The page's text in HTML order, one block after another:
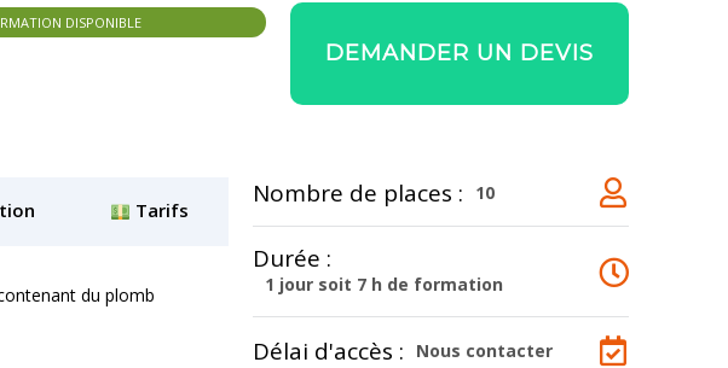
DISPONIBLE
DEMANDER UN DEVIS
Tarifs
du plomb
Nombre de places : 10
Durée :
1 jour soit 7 h de formation
Délai d'accès : Nous contacter